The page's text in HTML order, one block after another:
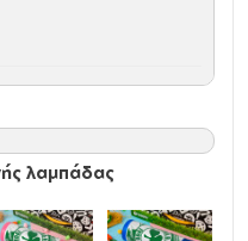
Απολαύστε το
στο μοναδικό
τη θερμοκρασία για
από
ζεστά και κρύα
λαμπάδας